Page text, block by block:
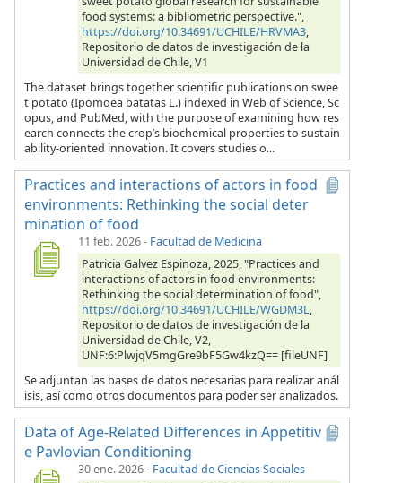
food systems: a bibliometric perspective.",
https://doi.org/10.34691/UCHILE/HRVMA3,
Repositorio de datos de investigación de la
Universidad de Chile, V1
The dataset brings together scientific publications on swee
t potato (Ipomoea batatas L.) indexed in Web of Science, Sc
opus, and PubMed, with the purpose of examining how res
earch connects the crop’s biochemical properties to sustain
ability-oriented innovation. It covers studies o...
Practices and interactions of actors in food
environments: Rethinking the social deter
mination of food
11 feb. 2026- Facultad de Medicina
Patricia Galvez Espinoza, 2025, "Practices and
interactions of actors in food environments:
Rethinking the social determination of food",
https://doi.org/10.34691/UCHILE/WGDM3L,
Repositorio de datos de investigación de la
Universidad de Chile, V2,
UNF:6:PlwjqV5mgGre9bF5Gw4kzQ== [fileUNF]
Se adjuntan las bases de datos necesarias para realizar anál
isis, así como otros documentos para poder ser analizados.
Data of Age-Related Differences in Appetitiv
e Pavlovian Conditioning
30 ene. 2026- Facultad de Ciencias Sociales